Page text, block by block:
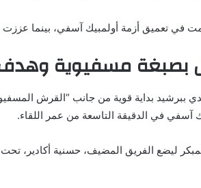
إ
ت
ا
في تعميق أزمة أولمبيك آسفي، بينما عززت
بصبغة مسفيوية
ببرشيد بداية قوية من جانب “القرش
آسفي في الدقيقة التاسعة من عمر اللقاء.
ليضع الفريق المضيف، حسنية أكادير، تحت